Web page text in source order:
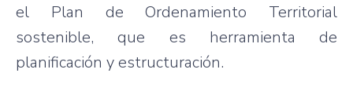
el Plan de Ordenamiento Territorial
sostenible, que es herramienta de
planificación y estructuración.